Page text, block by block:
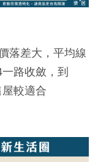
落差大，平均線
路收斂，到
較適合